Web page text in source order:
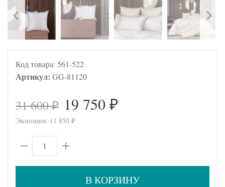
Код товара: 561-522
Артикул: GG-81120
31 600₽ 19 750 ₽
Экономия: 11 850 ₽
В КОРЗИНУ